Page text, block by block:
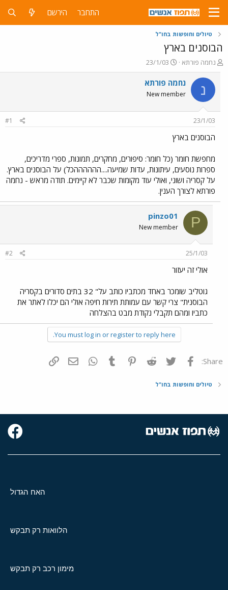
התחבר הירשם
טיולים וחופשות בחו"ל
הבוסנים בארץ
פ
ו
ת
ח
ה
ש
א
נחמה פורתא
פ
ו
ר
ם
23/1/03
נ נחמה פורתא
New member
23/1/03
#1
הבוסנים בארץ
מחפשת חומר (כל חומר: סיפורים, מחקרים, תמונות, ספרי מדריכים,
ספרות נוסעים, עיתונות, עדות שמיעה....ההההההכל) על הבוסנים בארץ.
על קסריה ושוני, ואולי עוד מקומות שכבר לא קיימים. תודה מראש - נחמה
פורתא לצורך הענין.
P
pinzo01
New member
25/1/03
#2
אולי זה יעזור
גוטליב שומכר באחד מכתביו כותב על" 32 בתים סדורים בקסריה
הבוסנית" צרי קשר עם עמותת תירות חיפה אולי הם יכלו לאתר את
כתביו ומהם תקבלי נקודת מבט בהצלחה
You must log in or register to reply here.
Share: פייסבוק Twitter
Reddit
Pinterest
Tumblr
WhatsAppדואר אלקטרוני
טיולים וחופשות בחו"ל
האח הגדול
הלוואות רק תבקש
מימון רכב רק תבקש